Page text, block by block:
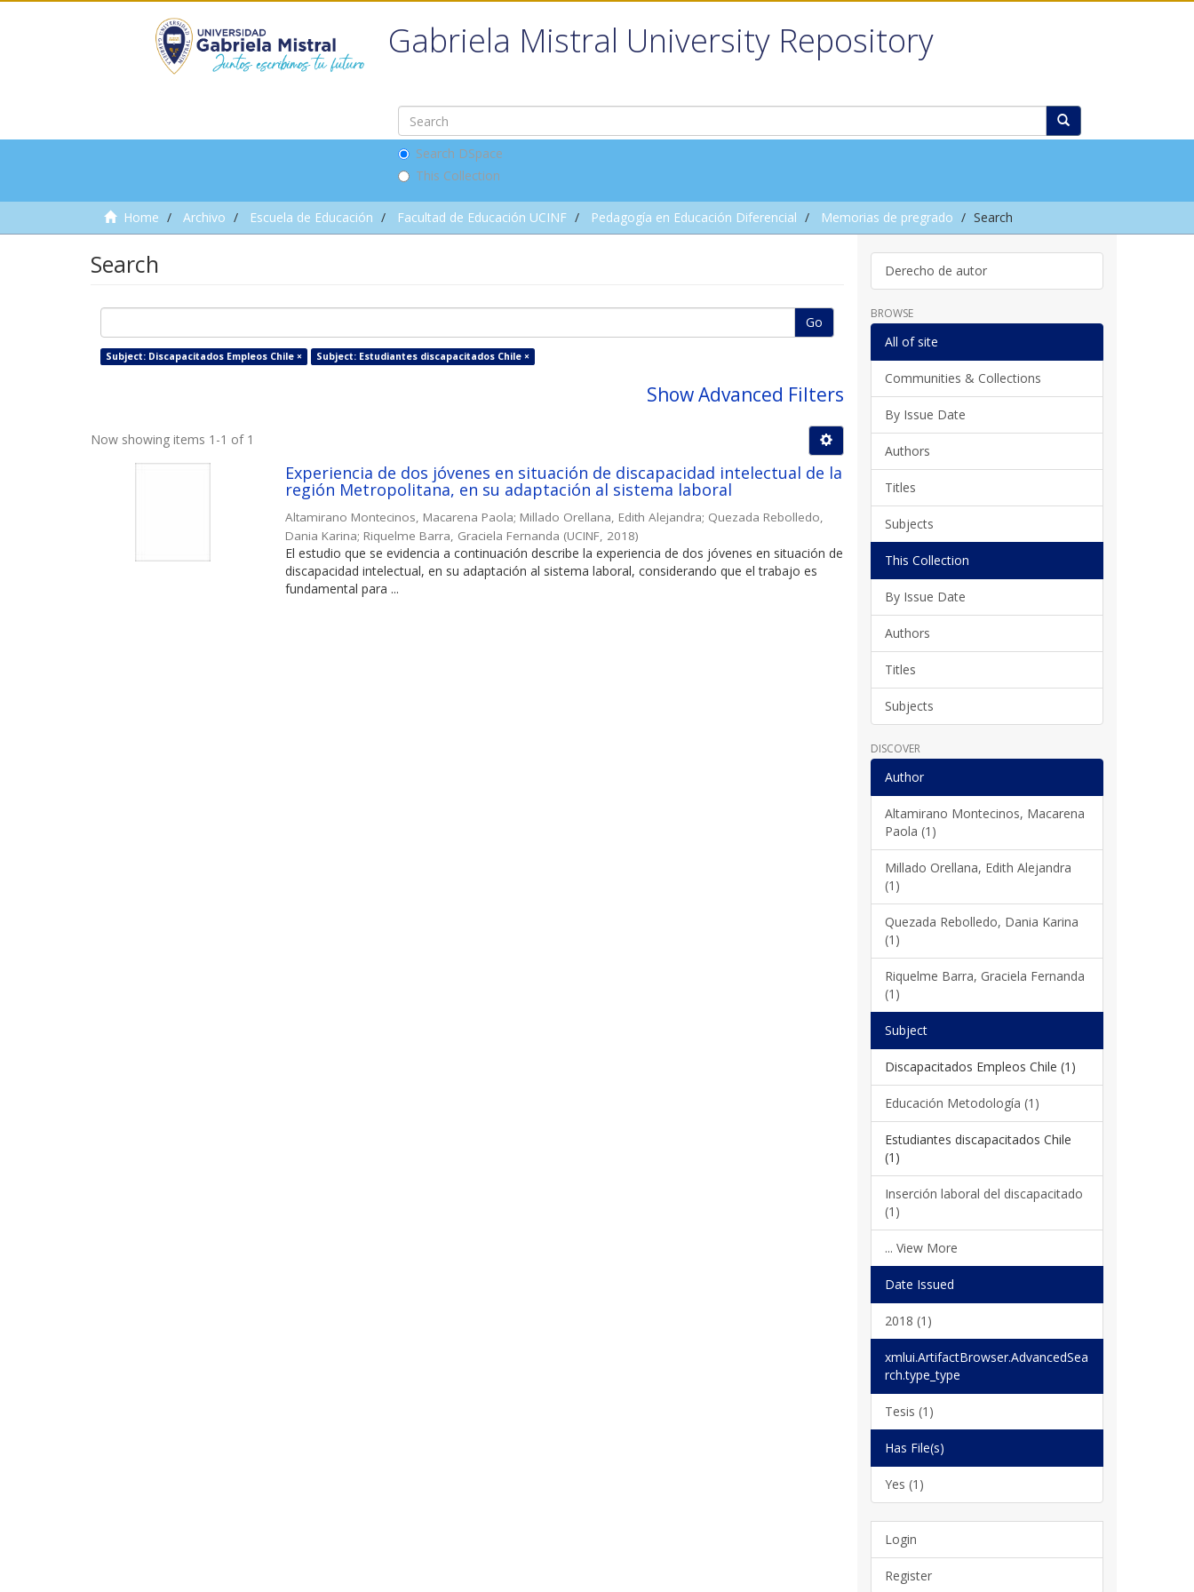
Gabriela Mistral University Repository
Search DSpace
This Collection
Home Archivo Escuela de Educación Facultad de Educación UCINF Pedagogía en Educación Diferencial Memorias de pregrado Search
Search
Go
Subject: Discapacitados Empleos Chile × Subject: Estudiantes discapacitados Chile ×
Show Advanced Filters
Now showing items 1-1 of 1
Experiencia de dos jóvenes en situación de discapacidad intelectual de la
región Metropolitana, en su adaptación al sistema laboral
Altamirano Montecinos, Macarena Paola; Millado Orellana, Edith Alejandra; Quezada Rebolledo,
Dania Karina; Riquelme Barra, Graciela Fernanda (UCINF 2018)
El estudio que se evidencia a continuación describe la experiencia de dos jóvenes en situación de
discapacidad intelectual, en su adaptación al sistema laboral, considerando que el trabajo es
fundamental para ...
Derecho de autor
BROWSE
All of site
Communities & Collections
By Issue Date
Authors
Titles
Subjects
This Collection
By Issue Date
Authors
Titles
Subjects
DISCOVER
Author
Altamirano Montecinos, Macarena
Paola (1)
Millado Orellana, Edith Alejandra
(1)
Quezada Rebolledo, Dania Karina
(1)
Riquelme Barra, Graciela Fernanda
(1)
Subject
Discapacitados Empleos Chile (1)
Educación Metodología (1)
Estudiantes discapacitados Chile
(1)
Inserción laboral del discapacitado
(1)
... View More
Date Issued
2018 (1)
xmlui.ArtifactBrowser.AdvancedSea
rch.type_type
Tesis (1)
Has File(s)
Yes (1)
Login
Register